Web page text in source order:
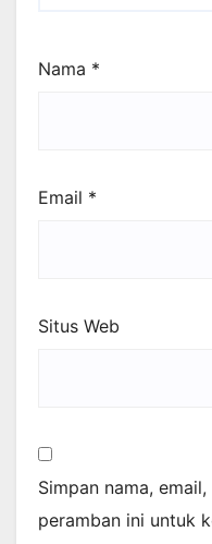
Nama *
Email *
Situs Web
Simpan nama,
peramban ini untuk